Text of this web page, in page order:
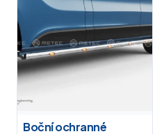
Boční ochranné